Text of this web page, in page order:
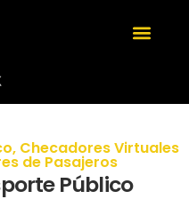
, Checadores Virtuales
de Pasajeros
Público